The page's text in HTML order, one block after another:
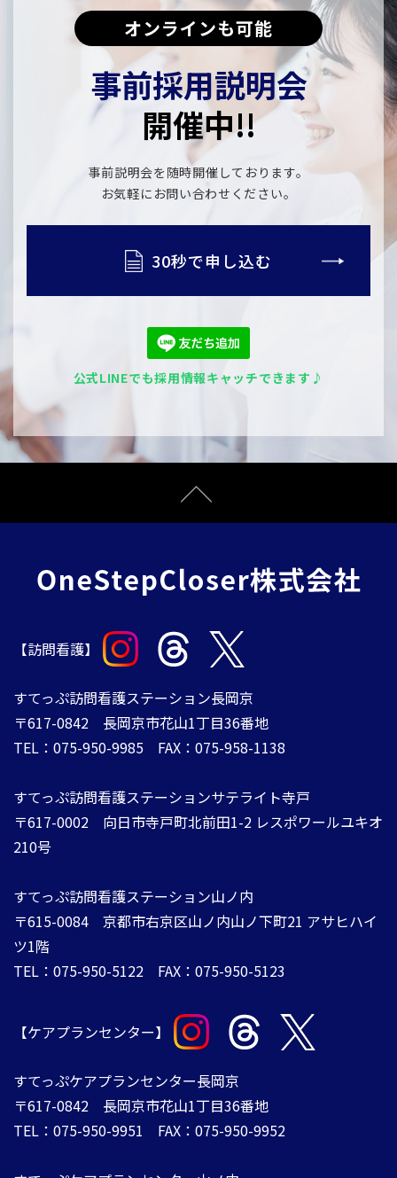
オンラインも可能
事前採用説明会
開催中!!
事前説明会を随時開催しております。
​​​​​​​お気軽にお問い合わせください。
30秒で申し込む
公式LINEでも採用情報キャッチできます♪
【訪問看護】
すてっぷ訪問看護ステーション長岡京
〒617-0842 長岡京市花山1丁目36番地
TEL：075-950-9985 FAX：075-958-1138
すてっぷ訪問看護ステーションサテライト寺戸
〒617-0002 向日市寺戸町北前田1-2 レスポワールユキオ
210号
すてっぷ訪問看護ステーション山ノ内
​​​​​​​〒615-0084 ​​​​​​​京都市右京区山ノ内山ノ下町21 アサヒハイ
ツ1階
TEL：075-950-5122 FAX：075-950-5123​​​​​​
【ケアプランセンター】
​​​​​​​すてっぷケアプランセンター長岡京
〒617-0842 ​​​​​​​長岡京市花山1丁目36番地
TEL：075-950-9951 FAX：075-950-9952